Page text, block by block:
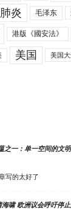
炎 毛泽东
港版《國安法》
美国 美国
之一：单一空间的文
写的太好了
海啸 欧洲议会呼吁停